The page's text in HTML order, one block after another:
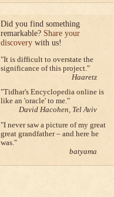
Did you find something
remarkable? Share your
discovery with us!
It is difficult to overstate the
significance of this project.
Haaretz
Tidhar's Encyclopedia online is
like an 'oracle' to me.
David Hacohen, Tel Aviv
I never saw a picture of my great
great grandfather – and here he
was.
batyama